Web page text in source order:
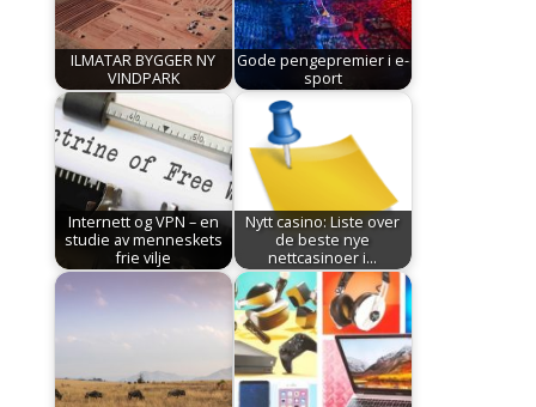
ILMATAR BYGGER NY
VINDPARK
Gode pengepremier i e-
sport
Internett og VPN – en
studie av menneskets
frie vilje
Nytt casino: Liste over
de beste nye
nettcasinoer i…